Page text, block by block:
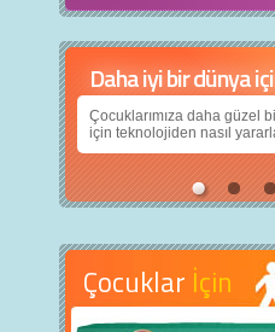
Daha iyi bir dünya
Çocuklarımıza daha güzel
için teknolojiden nasıl
Çocuklar İçin